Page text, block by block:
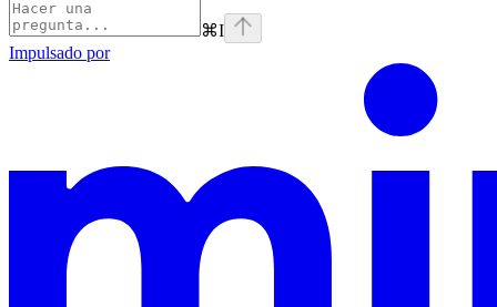
⌘I
Impulsado por